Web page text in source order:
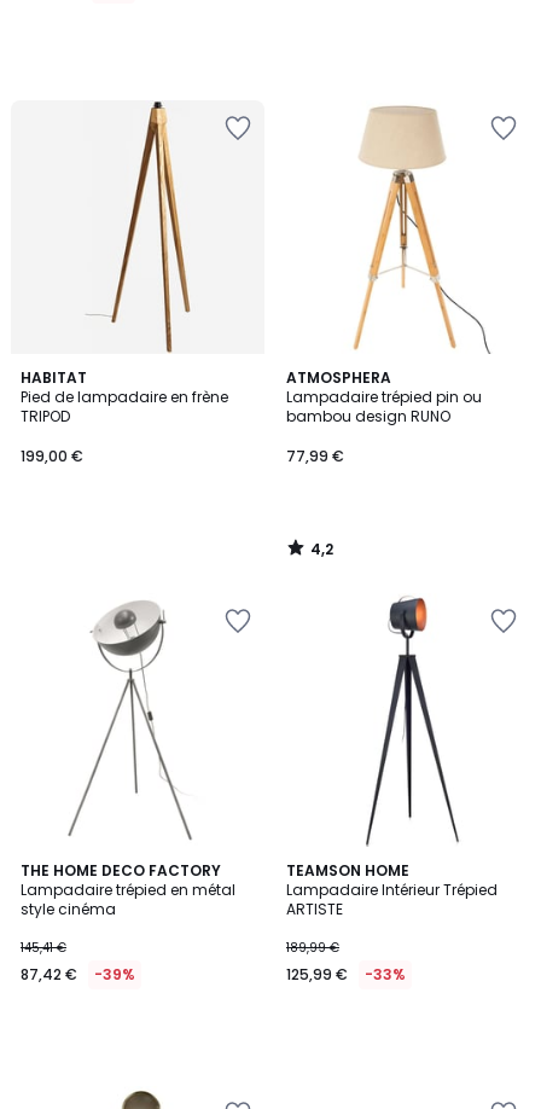
HABITAT
Pied de lampadaire en frène
TRIPOD
199,00 €
ATMOSPHERA
Lampadaire trépied pin ou
bambou design RUNO
77,99 €
4,2
/ 5
4,2
/
THE HOME DECO FACTORY
Lampadaire trépied en métal
style cinéma
145,41 €
87,42 € -39%
TEAMSON HOME
Lampadaire Intérieur Trépied
ARTISTE
189,99 €
125,99 € -33%